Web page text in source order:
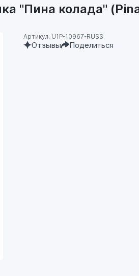
"Пина колада"
Артикул: U1P-10967-RUSS
Отзывы Поделиться